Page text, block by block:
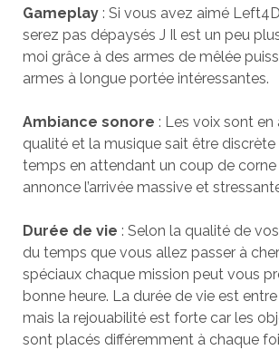
Gameplay : Si vous avez aimé
serez pas dépaysés J Il est un peu
moi grâce à des armes de mêlée
armes à longue portée intéressantes.
Ambiance sonore : Les voix sont en
qualité et la musique sait être
temps en attendant un coup de corne
annonce l’arrivée massive et
Durée de vie : Selon la qualité de
du temps que vous allez passer à
spéciaux chaque mission peut vous
bonne heure. La durée de vie est
mais la rejouabilité est forte car les
sont placés différemment à chaque